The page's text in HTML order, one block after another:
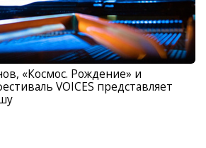
«Космос. Рождение» и
VOICES представляет